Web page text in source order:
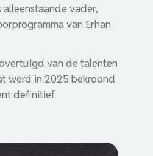
vader,
van Erhan
van de talenten
werd in 2025 bekroond
definitief